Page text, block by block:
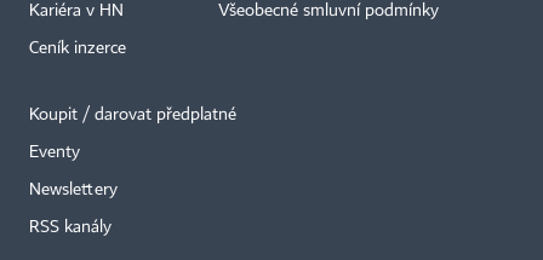
Kariéra v HN
Ceník inzerce
Všeobecné smluvní podmínky
Koupit / darovat předplatné
Eventy
Newslettery
RSS kanály